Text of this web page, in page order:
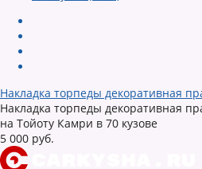
Накладка торпеды декоративная
Накладка торпеды декоративная
на Тойоту Камри в 70 кузове
5 000 руб.